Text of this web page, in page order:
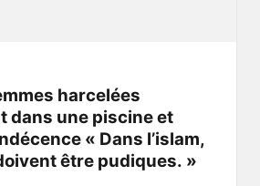
harcelées
dans une piscine et
« Dans l’islam,
être pudiques. »